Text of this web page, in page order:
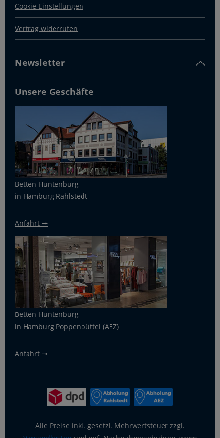
Cookie Einstellungen
Vertrag widerrufen
Newsletter
Unsere Geschäfte
Betten Huntenburg
in Hamburg Rahlstedt
Anfahrt 🠖
Betten Huntenburg
in Hamburg Poppenbüttel (AEZ)
Anfahrt 🠖
Alle Preise inkl. gesetzl. Mehrwertsteuer zzgl.